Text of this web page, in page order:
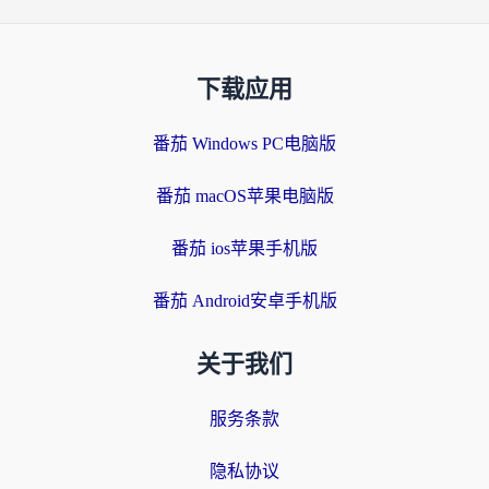
下载应用
番茄 Windows PC电脑版
番茄 macOS苹果电脑版
番茄 ios苹果手机版
番茄 Android安卓手机版
关于我们
服务条款
隐私协议